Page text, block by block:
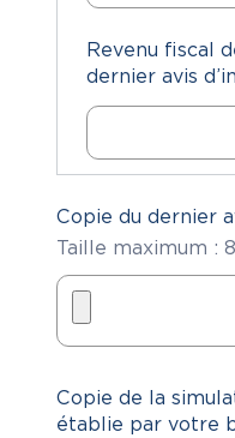
Revenu fiscal
dernier avis
Copie du dernier
Taille maximum :
Copie de la
établie par votre